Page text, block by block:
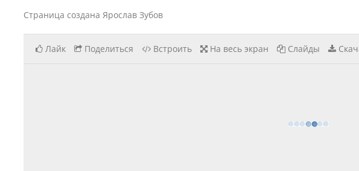
Страница создана Ярослав Зубов
Лайк Поделиться Встроить На весь экран Слайды